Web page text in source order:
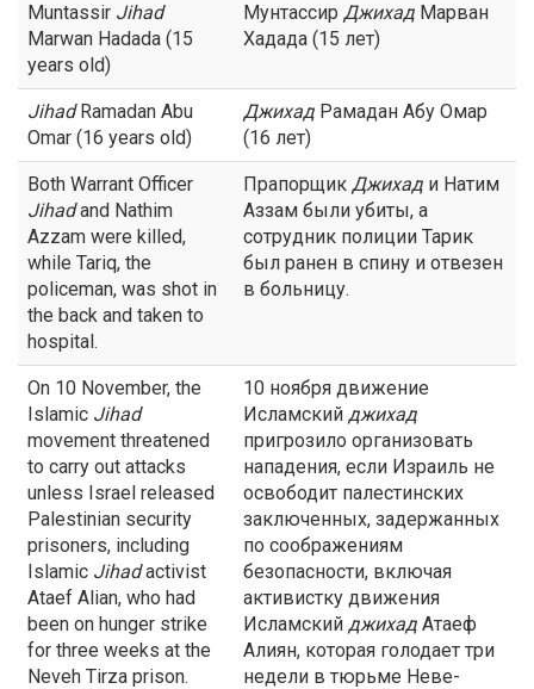
Muntassir Jihad
Marwan Hadada (15
years old)
Мунтассир Джихад Марван
Хадада (15 лет)
JihadRamadan Abu
Omar (16 years old)
Джихад Рамадан Абу Омар
(16 лет)
Both Warrant Officer
Jihadand Nathim
Azzam were killed,
while Tariq, the
policeman, was shot in
the back and taken to
hospital.
Прапорщик Джихад и Натим
Аззам были убиты, а
сотрудник полиции Тарик
был ранен в спину и отвезен
в больницу.
On 10 November, the
Islamic Jihad
movement threatened
to carry out attacks
unless Israel released
Palestinian security
prisoners, including
Islamic Jihadactivist
Ataef Alian, who had
been on hunger strike
for three weeks at the
Neveh Tirza prison.
10 ноября движение
Исламский джихад
пригрозило организовать
нападения, если Израиль не
освободит палестинских
заключенных, задержанных
по соображениям
безопасности, включая
активистку движения
Исламский джихад Атаеф
Алиян, которая голодает три
недели в тюрьме Неве-